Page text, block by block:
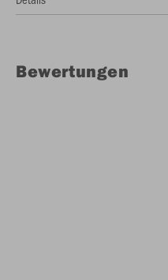
Bewertungen